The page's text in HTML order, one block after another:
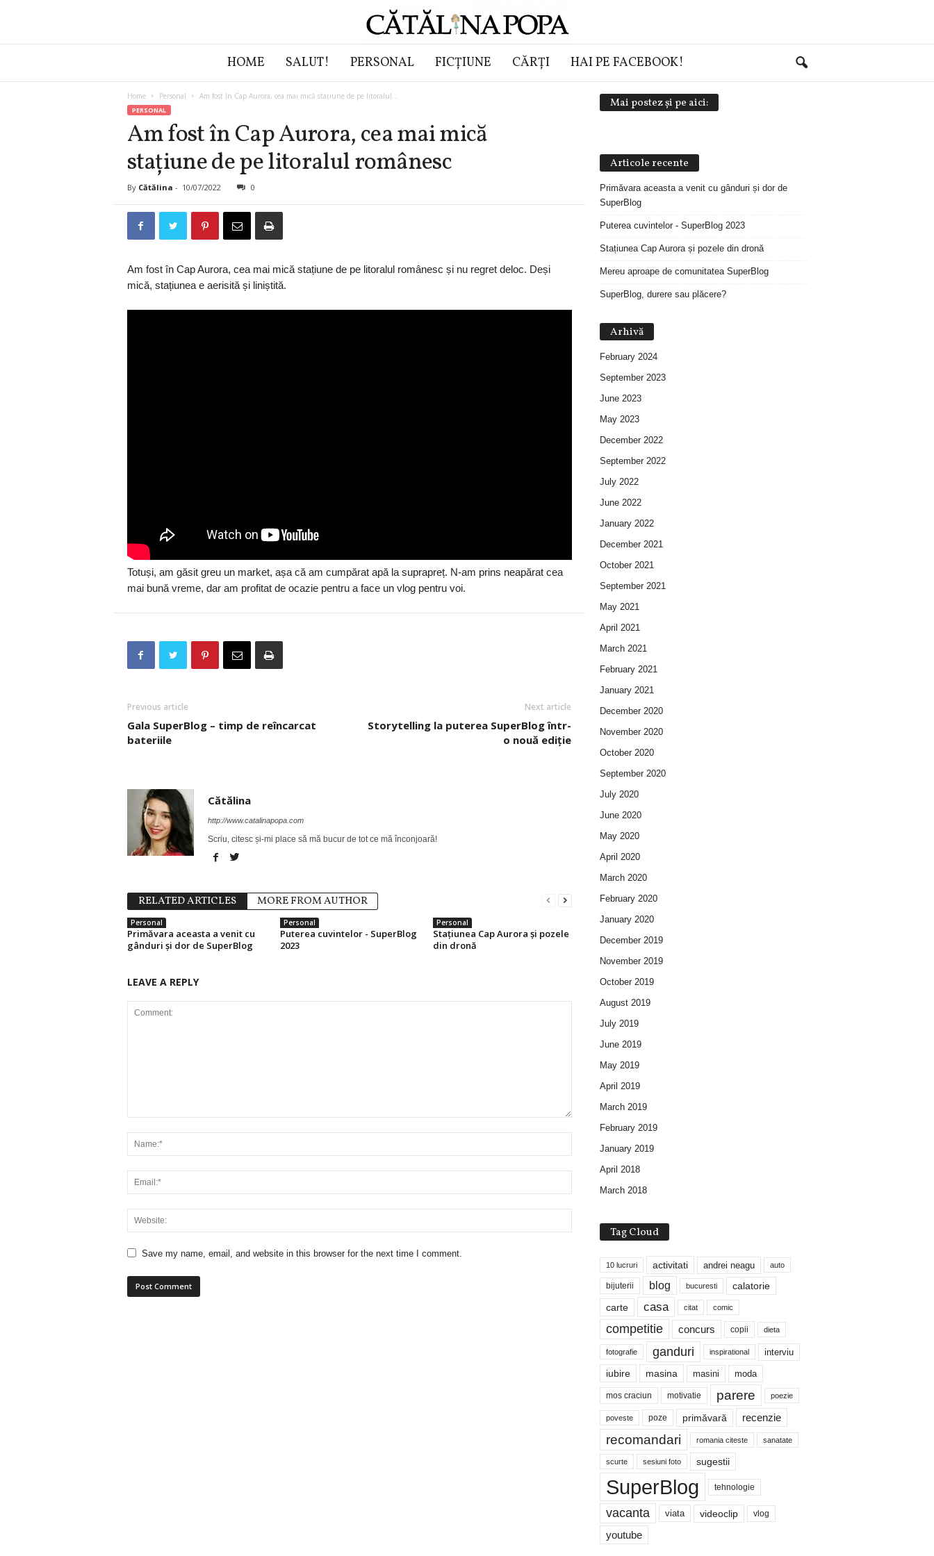
t
HOME SALUT! PERSONAL FICȚIUNE CĂRȚI HAI PE FACEBOOK!
Home Personal Am fost în Cap Aurora, cea mai mică stațiune de pe litoralul...
PERSONAL
Am fost în Cap Aurora, cea mai mică
stațiune de pe litoralul românesc
By Cătălina - 10/07/2022 0
Am fost în Cap Aurora, cea mai mică stațiune de pe litoralul românesc și nu regret deloc. Deși
mică, stațiunea e aerisită și liniștită.
Totuși, am găsit greu un market, așa că am cumpărat apă la suprapreț. N-am prins neapărat cea
mai bună vreme, dar am profitat de ocazie pentru a face un vlog pentru voi.
Previous article
Gala SuperBlog – timp de reîncarcat
bateriile
Next article
Storytelling la puterea SuperBlog într-
o nouă ediție
Cătălina
http://www.catalinapopa.com
Scriu, citesc și-mi place să mă bucur de tot ce mă înconjoară!
RELATED ARTICLES MORE FROM AUTHOR
Personal
Primăvara aceasta a venit cu
gânduri și dor de SuperBlog
Personal
Puterea cuvintelor - SuperBlog
2023
Personal
Stațiunea Cap Aurora și pozele
din dronă
LEAVE A REPLY
Save my name, email, and website in this browser for the next time I comment.
Mai postez și pe aici:
Articole recente
Primăvara aceasta a venit cu gânduri și dor de
SuperBlog
Puterea cuvintelor - SuperBlog 2023
Stațiunea Cap Aurora și pozele din dronă
Mereu aproape de comunitatea SuperBlog
SuperBlog, durere sau plăcere?
Arhivă
February 2024
September 2023
June 2023
May 2023
December 2022
September 2022
July 2022
June 2022
January 2022
December 2021
October 2021
September 2021
May 2021
April 2021
March 2021
February 2021
January 2021
December 2020
November 2020
October 2020
September 2020
July 2020
June 2020
May 2020
April 2020
March 2020
February 2020
January 2020
December 2019
November 2019
October 2019
August 2019
July 2019
June 2019
May 2019
April 2019
March 2019
February 2019
January 2019
April 2018
March 2018
Tag Cloud
10 lucruri activitati andrei neagu auto
bijuterii blog bucuresti
calatorie
carte
casa citat comic
competitie concurs copii dieta
fotografie ganduri inspirational interviu
iubire masina masini moda
mos craciun motivatie parere poezie
poveste poze primăvară recenzie
recomandari romania citeste sanatate
scurte sesiuni foto sugestii
SuperBlog tehnologie
vacanta viata videoclip vlog
youtube